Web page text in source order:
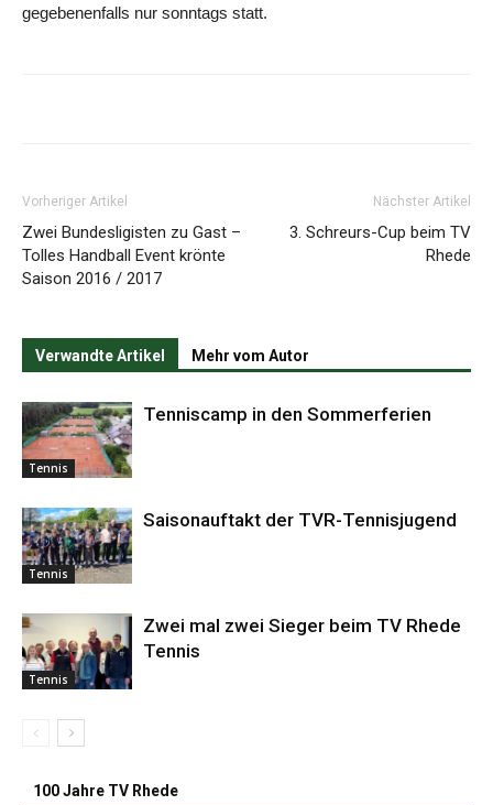
gegebenenfalls nur sonntags statt.
Vorheriger Artikel
Zwei Bundesligisten zu Gast –
Tolles Handball Event krönte
Saison 2016 / 2017
Nächster Artikel
3. Schreurs-Cup beim TV
Rhede
Verwandte Artikel Mehr vom Autor
Tennis
Tenniscamp in den Sommerferien
Tennis
Saisonauftakt der TVR-Tennisjugend
Tennis
Zwei mal zwei Sieger beim TV Rhede
Tennis
100 Jahre TV Rhede